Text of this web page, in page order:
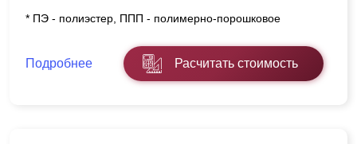
* ПЭ - полиэстер, ППП - полимерно-порошковое
Подробнее Расчитать стоимость